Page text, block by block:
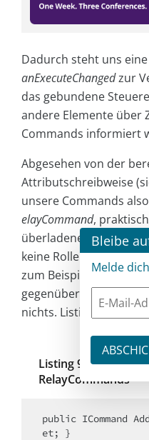
Dadurch steht uns
anExecuteChangedzur
das gebundene
andere Elemente über
Commands informiert
Abgesehen von der
Attributschreibweise
unsere Commands
elayCommand,
überladenen
keine Rolle spielt. An
zum Beispiel mit
gegenüber der
nichts. Listing 9 zeigt
Listing 9:
RelayCommands
public ICommand
et; }
Bleibe
Melde